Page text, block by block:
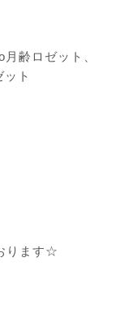
齢ロゼット、
ト
ります☆